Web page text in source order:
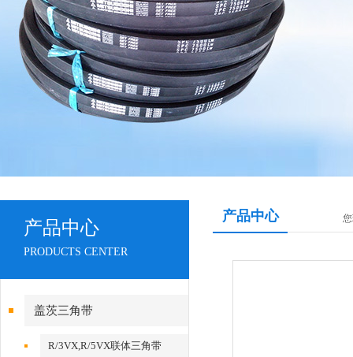
产品中心
PRODUCTS CENTER
盖茨三角带
R/3VX,R/5VX联体三角带
产品中心